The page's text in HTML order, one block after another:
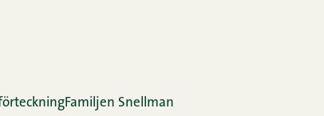
Familjen Snellman